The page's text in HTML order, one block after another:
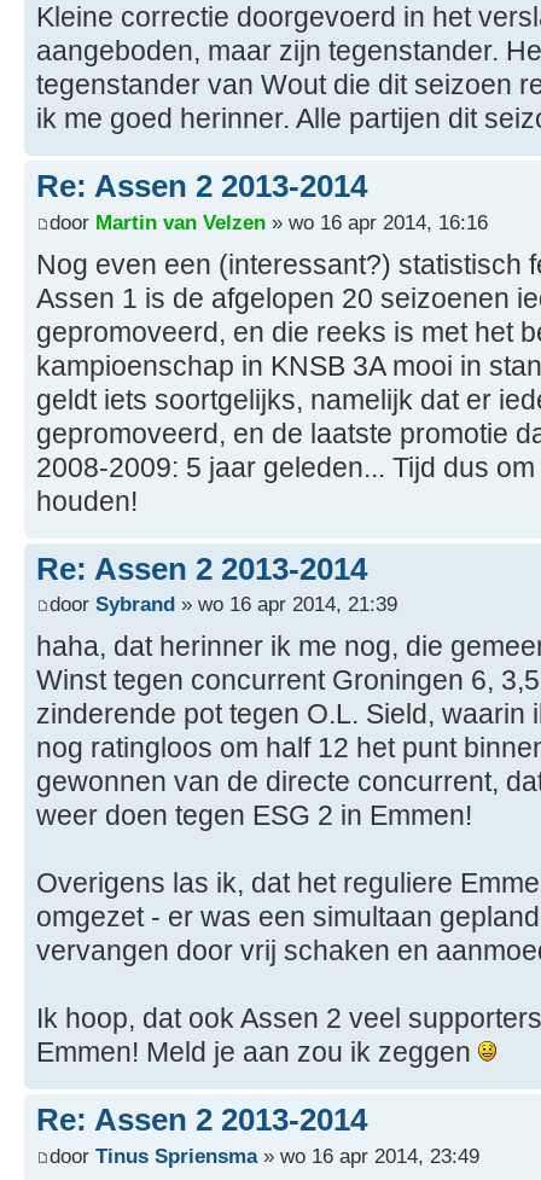
Kleine correctie doorgevoerd in het
aangeboden, maar zijn tegenstander.
tegenstander van Wout die dit seizoen
ik me goed herinner. Alle partijen dit
Re: Assen 2 2013-2014
door Martin van Velzen » wo 16 apr 2014, 16:16
Nog even een (interessant?) statistisch
Assen 1 is de afgelopen 20 seizoenen
gepromoveerd, en die reeks is met het
kampioenschap in KNSB 3A mooi in
geldt iets soortgelijks, namelijk dat er
gepromoveerd, en de laatste promotie
2008-2009: 5 jaar geleden... Tijd dus
houden!
Re: Assen 2 2013-2014
door Sybrand » wo 16 apr 2014, 21:39
haha, dat herinner ik me nog, die
Winst tegen concurrent Groningen 6,
zinderende pot tegen O.L. Sield, waarin
nog ratingloos om half 12 het punt
gewonnen van de directe concurrent,
weer doen tegen ESG 2 in Emmen!
Overigens las ik, dat het reguliere
omgezet - er was een simultaan
vervangen door vrij schaken en
Ik hoop, dat ook Assen 2 veel
Emmen! Meld je aan zou ik zeggen
Re: Assen 2 2013-2014
door Tinus Spriensma» wo 16 apr 2014, 23:49